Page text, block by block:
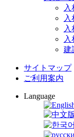
入
入
建
サイトマップ
ご利用案内
Language